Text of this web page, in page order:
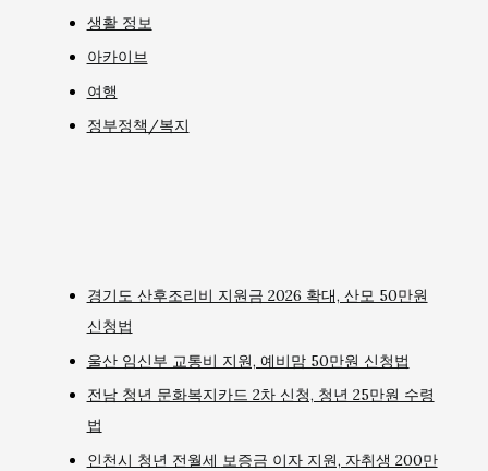
생활 정보
아카이브
여행
정부정책/복지
경기도 산후조리비 지원금 2026 확대, 산모 50만원
신청법
울산 임신부 교통비 지원, 예비맘 50만원 신청법
전남 청년 문화복지카드 2차 신청, 청년 25만원 수령
법
인천시 청년 전월세 보증금 이자 지원, 자취생 200만